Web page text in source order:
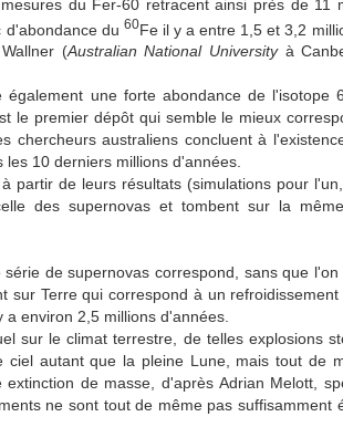
du Fer-60 retracent ainsi près de 11
d'abondance du 60Fe il y a entre 1,5 et 3,2
(Australian National Universityà
également une forte abondance de
le premier dépôt qui semble le mieux
chercheurs australiens concluent à
10 derniers millions d'années.
partir de leurs résultats (simulations pour
des supernovas et tombent sur la
de supernovas correspond, sans que
sur Terre qui correspond à un
a environ 2,5 millions d'années.
sur le climat terrestre, de telles explosions
ciel autant que la pleine Lune, mais tout de
de masse, d'après Adrian Melott,
ne sont tout de même pas suffisamment